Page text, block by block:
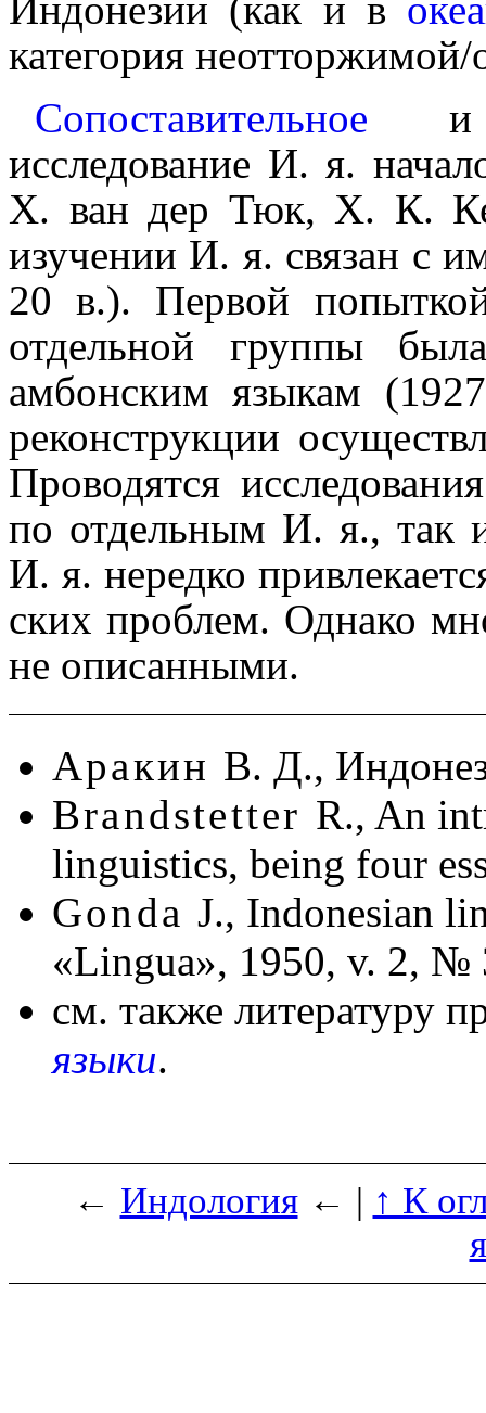
категория
Сопоставительное
исследование И. я.
Х. ван дер Тюк, Х. К.
изучении И. я. связан с
20 в.). Первой
отдельной группы
амбонским языкам
реконструкции
Проводятся
по отдельным И. я., так
И. я. нередко
ских проблем. Однако
не описанными.
Аракин В. Д.,
Brandstetter R., An
linguistics, being four
GondaJ., Indonesian
«Lingua», 1950, v. 2,
см. также литературу
языки.
← Индология← | ↑ К